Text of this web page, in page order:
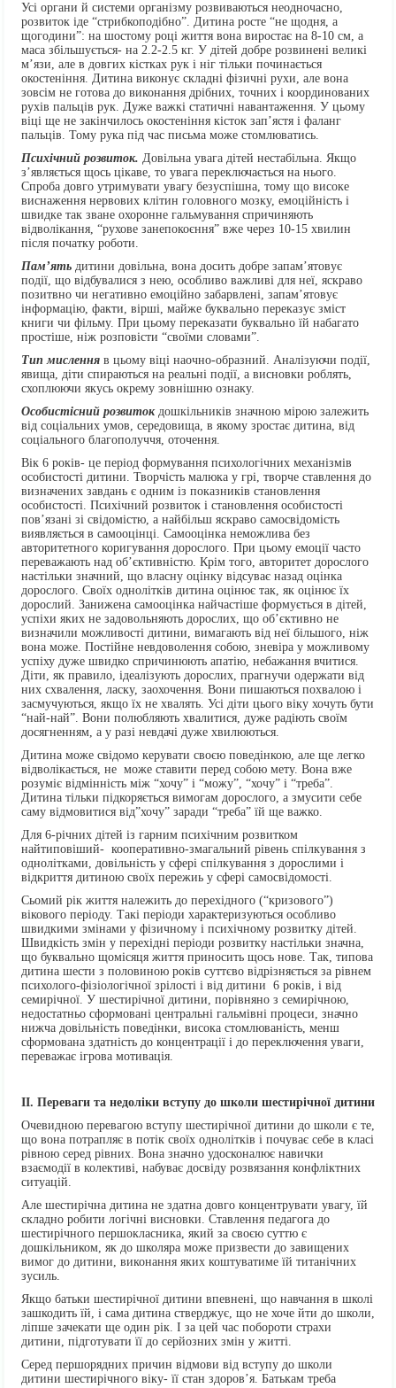
Усі органи й системи організму розвиваються неодночасно,
розвиток іде “стрибкоподібно”. Дитина росте “не щодня, а
щогодини”: на шостому році життя вона виростає на 8-10 см, а
маса збільшується- на 2.2-2.5 кг. У дітей добре розвинені великі
м’язи, але в довгих кістках рук і ніг тільки починається
окостеніння. Дитина виконує складні фізичні рухи, але вона
зовсім не готова до виконання дрібних, точних і координованих
рухів пальців рук. Дуже важкі статичні навантаження. У цьому
віці ще не закінчилось окостеніння кісток зап’ястя і фаланг
пальців. Тому рука під час письма може стомлюватись.
Психічний розвиток. Довільна увага дітей нестабільна. Якщо
з’являється щось цікаве, то увага переключається на нього.
Спроба довго утримувати увагу безуспішна, тому що високе
виснаження нервових клітин головного мозку, емоційність і
швидке так зване охоронне гальмування спричиняють
відволікання, “рухове занепокоєння” вже через 10-15 хвилин
після початку роботи.
Пам’ять дитини довільна, вона досить добре запам’ятовує
події, що відбувалися з нею, особливо важливі для неї, яскраво
позитвно чи негативно емоційно забарвлені, запам’ятовує
інформацію, факти, вірші, майже буквально переказує зміст
книги чи фільму. При цьому переказати буквально їй набагато
простіше, ніж розповісти “своїми словами”.
Тип мислення в цьому віці наочно-образний. Аналізуючи події,
явища, діти спираються на реальні події, а висновки роблять,
схоплюючи якусь окрему зовнішню ознаку.
Особистісний розвиток дошкільників значною мірою залежить
від соціальних умов, середовища, в якому зростає дитина, від
соціального благополуччя, оточення.
Вік 6 років- це період формування психологічних механізмів
особистості дитини. Творчість малюка у грі, творче ставлення до
визначених завдань є одним із показників становлення
особистості. Психічний розвиток і становлення особистості
пов’язані зі свідомістю, а найбільш яскраво самосвідомість
виявляється в самооцінці. Самооцінка неможлива без
авторитетного коригування дорослого. При цьому емоції часто
переважають над об’єктивністю. Крім того, авторитет дорослого
настільки значний, що власну оцінку відсуває назад оцінка
дорослого. Своїх однолітків дитина оцінює так, як оцінює їх
дорослий. Занижена самооцінка найчастіше формується в дітей,
успіхи яких не задовольняють дорослих, що об’єктивно не
визначили можливості дитини, вимагають від неї більшого, ніж
вона може. Постійне невдоволення собою, зневіра у можливому
успіху дуже швидко спричинюють апатію, небажання вчитися.
Діти, як правило, ідеалізують дорослих, прагнучи одержати від
них схвалення, ласку, заохочення. Вони пишаються похвалою і
засмучуються, якщо їх не хвалять. Усі діти цього віку хочуть бути
“най-най”. Вони полюбляють хвалитися, дуже радіють своїм
досягненням, а у разі невдачі дуже хвилюються.
Дитина може свідомо керувати своєю поведінкою, але ще легко
відволікається, не може ставити перед собою мету. Вона вже
розуміє відмінність між “хочу” і “можу”, “хочу” і “треба”.
Дитина тільки підкоряється вимогам дорослого, а змусити себе
саму відмовитися від”хочу” заради “треба” їй ще важко.
Для 6-річних дітей із гарним психічним розвитком
найтиповіший- кооперативно-змагальний рівень спілкування з
однолітками, довільність у сфері спілкування з дорослими і
відкриття дитиною своїх пережиь у сфері самосвідомості.
Сьомий рік життя належить до перехідного (“кризового”)
вікового періоду. Такі періоди характеризуються особливо
швидкими змінами у фізичному і психічному розвитку дітей.
Швидкість змін у перехідні періоди розвитку настільки значна,
що буквально щомісяця життя приносить щось нове. Так, типова
дитина шести з половиною років суттєво відрізняється за рівнем
психолого-фізіологічної зрілості і від дитини 6 років, і від
семирічної. У шестирічної дитини, порівняно з семирічною,
недостатньо сформовані центральні гальмівні процеси, значно
нижча довільність поведінки, висока стомлюваність, менш
сформована здатність до концентрації і до переключення уваги,
переважає ігрова мотивація.
ІІ. Переваги та недоліки вступу до школи шестирічної дитини
Очевидною перевагою вступу шестирічної дитини до школи є те,
що вона потрапляє в потік своїх однолітків і почуває себе в класі
рівною серед рівних. Вона значно удосконалює навички
взаємодії в колективі, набуває досвіду розвязання конфліктних
ситуацій.
Але шестирічна дитина не здатна довго концентрувати увагу, їй
складно робити логічні висновки. Ставлення педагога до
шестирічного першокласника, який за своєю суттю є
дошкільником, як до школяра може призвести до завищених
вимог до дитини, виконання яких коштуватиме їй титанічних
зусиль.
Якщо батьки шестирічної дитини впевнені, що навчання в школі
зашкодить їй, і сама дитина стверджує, що не хоче йти до школи,
ліпше зачекати ще один рік. І за цей час побороти страхи
дитини, підготувати її до серйозних змін у житті.
Серед першорядних причин відмови від вступу до школи
дитини шестирічного віку- її стан здоров’я. Батькам треба